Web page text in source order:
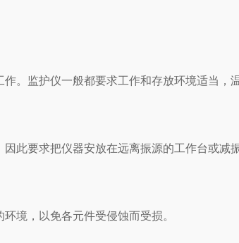
监护仪一般都要求工作和存放环境适当，
此要求把仪器安放在远离振源的工作台或减
境，以免各元件受侵蚀而受损。